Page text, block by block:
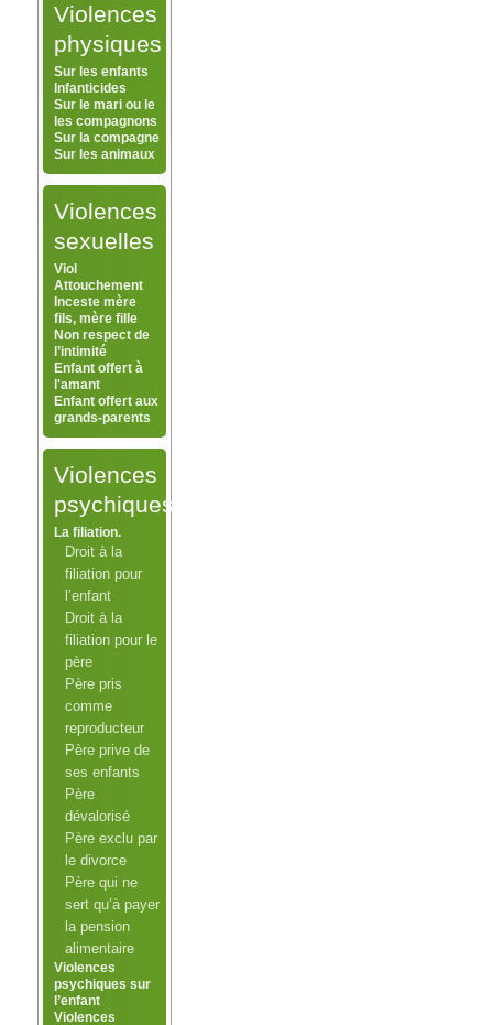
Violences
physiques
Sur les enfants
Infanticides
Sur le mari ou le
les compagnons
Sur la compagne
Sur les animaux
Violences
sexuelles
Viol
Attouchement
Inceste mère
fils, mère fille
Non respect de
l’intimité
Enfant offert à
l'amant
Enfant offert aux
grands-parents
Violences
psychiques
La filiation.
Droit à la
filiation pour
l’enfant
Droit à la
filiation pour le
père
Père pris
comme
reproducteur
Père prive de
ses enfants
Père
dévalorisé
Père exclu par
le divorce
Père qui ne
sert qu’à payer
la pension
alimentaire
Violences
psychiques sur
l’enfant
Violences